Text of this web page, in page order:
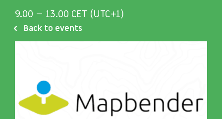
9.00 – 13.00 CET (UTC+1)
Back to events